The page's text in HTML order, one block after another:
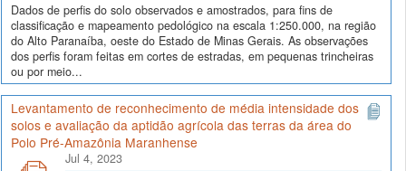
Dados de perfis do solo observados e amostrados, para fins de
classificação e mapeamento pedológico na escala 1:250.000, na região
do Alto Paranaíba, oeste do Estado de Minas Gerais. As observações
dos perfis foram feitas em cortes de estradas, em pequenas trincheiras
ou por meio...
Levantamento de reconhecimento de média intensidade dos
solos e avaliação da aptidão agrícola das terras da área do
Polo Pré-Amazônia Maranhense
Jul 4, 2023